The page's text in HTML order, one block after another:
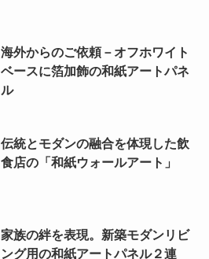
海外からのご依頼－オフホワイト
ベースに箔加飾の和紙アートパネ
ル
伝統とモダンの融合を体現した飲
食店の「和紙ウォールアート」
家族の絆を表現。新築モダンリビ
ング用の和紙アートパネル２連